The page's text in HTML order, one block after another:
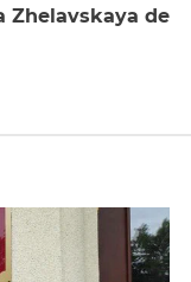
Zhelavskaya de